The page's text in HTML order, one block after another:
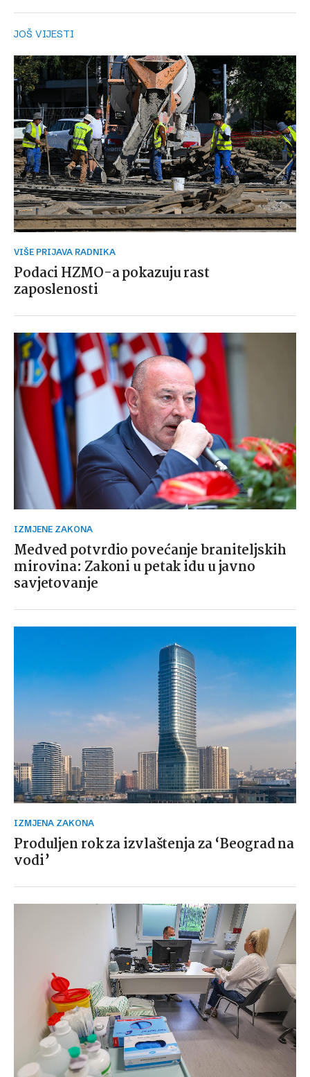
JOŠ VIJESTI
VIŠE PRIJAVA RADNIKA
Podaci HZMO-a pokazuju rast
zaposlenosti
IZMJENE ZAKONA
Medved potvrdio povećanje braniteljskih
mirovina: Zakoni u petak idu u javno
savjetovanje
IZMJENA ZAKONA
Produljen rok za izvlaštenja za ‘Beograd na
vodi’